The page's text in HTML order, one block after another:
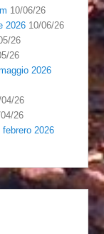
10/06/26
2026 10/06/26
26
26
2026
04/26
26
2026